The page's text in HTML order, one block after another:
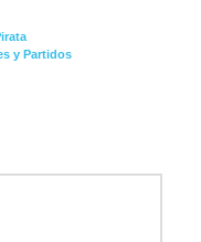
y Partidos